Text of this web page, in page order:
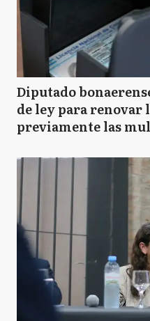
Diputado
de ley para renovar
previamente las